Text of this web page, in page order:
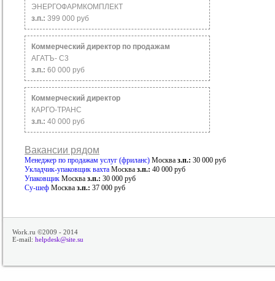
ЭНЕРГОФАРМКОМПЛЕКТ
з.п.: 399 000 руб
Коммерческий директор по продажам
AГАТЪ- С3
з.п.: 60 000 руб
Коммерческий директор
КАРГО-ТРАНС
з.п.: 40 000 руб
Вакансии рядом
Менеджер по продажам услуг (фриланс) Москва з.п.: 30 000 руб
Укладчик-упаковщик вахта Москва з.п.: 40 000 руб
Упаковщик Москва з.п.: 30 000 руб
Су-шеф Москва з.п.: 37 000 руб
Work.ru ©2009 - 2014
E-mail: helpdesk@site.su